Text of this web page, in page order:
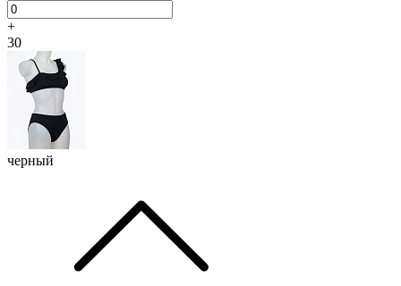
+
30
черный